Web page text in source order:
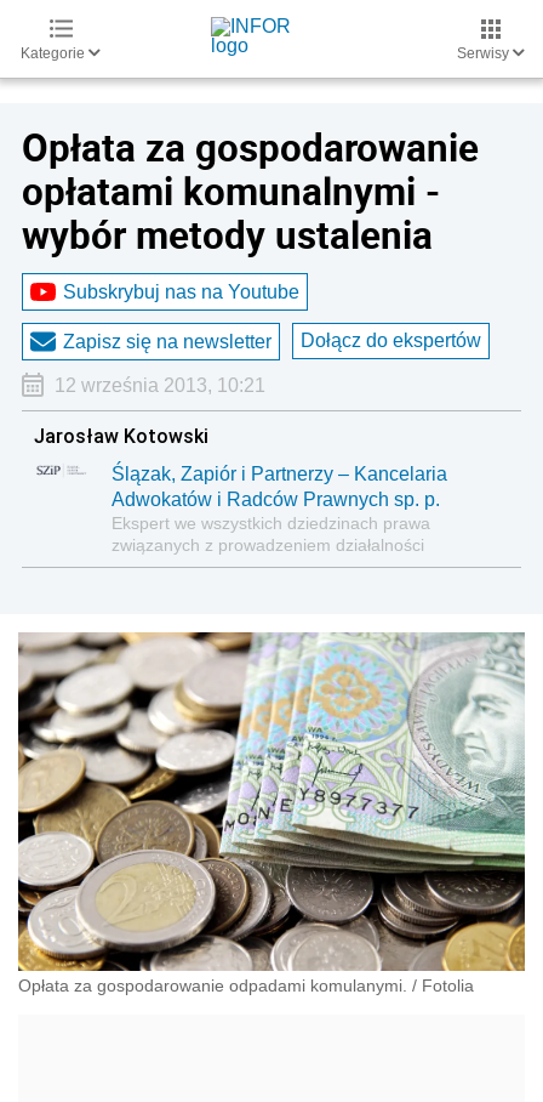
Kategorie Serwisy
Opłata za gospodarowanie
opłatami komunalnymi -
wybór metody ustalenia
Subskrybuj nas na Youtube
Zapisz się na newsletter Dołącz do ekspertów
12 września 2013, 10:21
Jarosław Kotowski
Ślązak, Zapiór i Partnerzy – Kancelaria
Adwokatów i Radców Prawnych sp. p.
Ekspert we wszystkich dziedzinach prawa
związanych z prowadzeniem działalności
gospodarczej
Opłata za gospodarowanie odpadami komulanymi. / Fotolia